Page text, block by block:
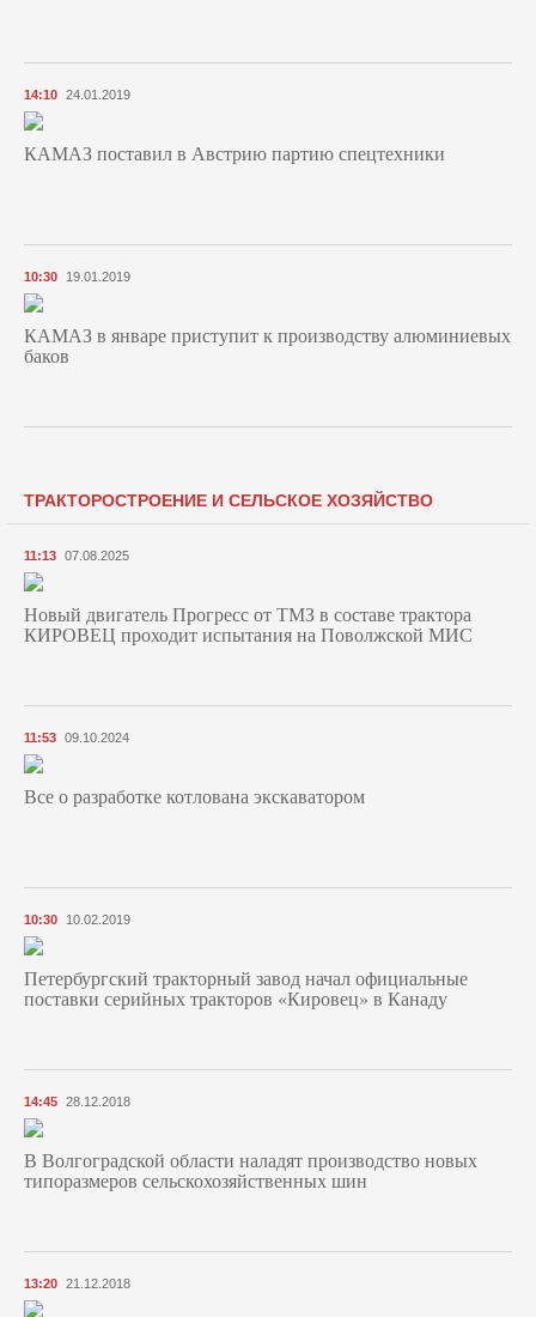
14:10 24.01.2019
КАМАЗ поставил в Австрию партию спецтехники
10:30 19.01.2019
КАМАЗ в январе приступит к производству алюминиевых
баков
ТРАКТОРОСТРОЕНИЕ И СЕЛЬСКОЕ ХОЗЯЙСТВО
11:13 07.08.2025
Новый двигатель Прогресс от ТМЗ в составе трактора
КИРОВЕЦ проходит испытания на Поволжской МИС
11:53 09.10.2024
Все о разработке котлована экскаватором
10:30 10.02.2019
Петербургский тракторный завод начал официальные
поставки серийных тракторов «Кировец» в Канаду
14:45 28.12.2018
В Волгоградской области наладят производство новых
типоразмеров сельскохозяйственных шин
13:20 21.12.2018